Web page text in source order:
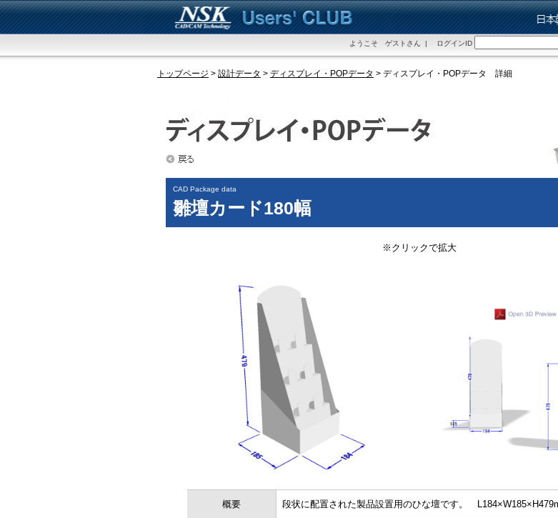
ようこそ ゲストさん | ログインID
トップページ > 設計データ > ディスプレイ・POPデータ > ディスプレイ・POPデータ 詳細
CAD Package data
雛壇カード180幅
※クリックで拡大
概要 段状に配置された製品設置用のひな壇です。